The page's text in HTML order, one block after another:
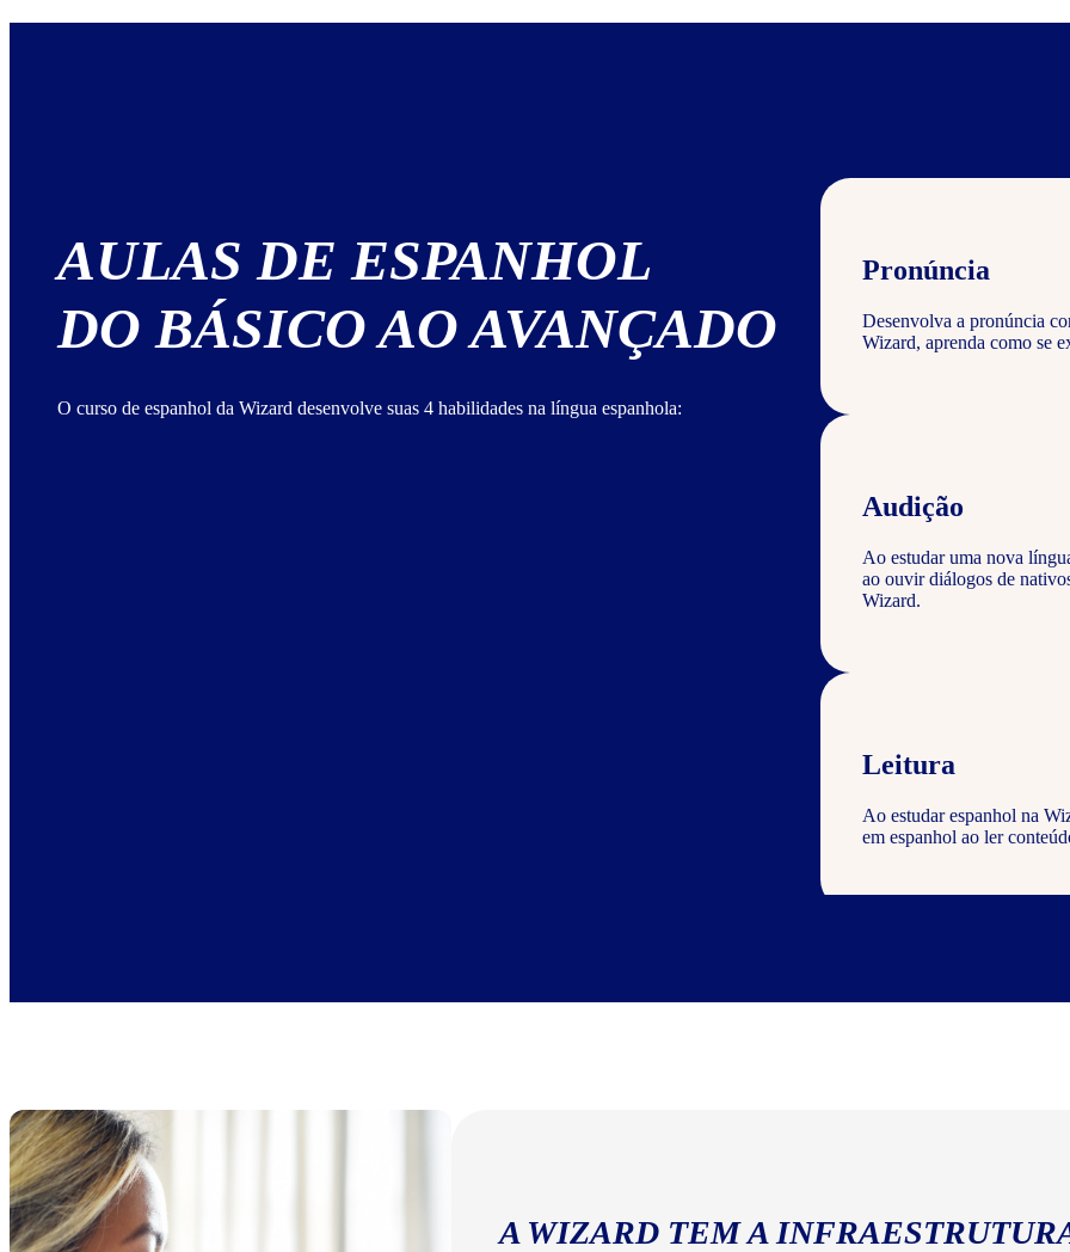
AULAS DE ESPANHOL
DO BÁSICO AO AVANÇADO
O curso de espanhol da Wizard desenvolve suas 4 habilidades na língua espanhola:
Pronúncia
Desenvolva a pronúncia
Wizard, aprenda como se
Audição
Ao estudar uma nova
ao ouvir diálogos de
Wizard.
Leitura
Ao estudar espanhol na
em espanhol ao ler
Escrita
A WIZARD TEM A